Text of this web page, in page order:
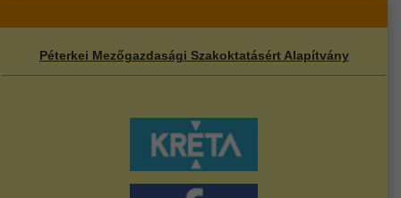
Péterkei Mezőgazdasági Szakoktatásért Alapítvány